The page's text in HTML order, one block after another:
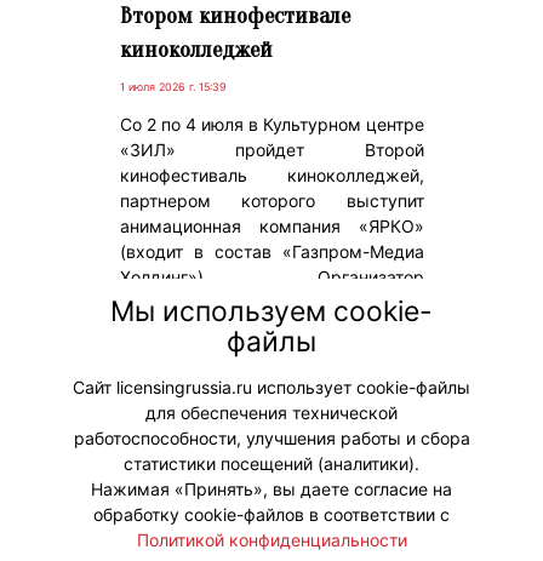
Втором кинофестивале
киноколледжей
1 июля 2026 г. 15:39
Со 2 по 4 июля в Культурном центре
«ЗИЛ» пройдет Второй
кинофестиваль киноколледжей,
партнером которого выступит
анимационная компания «ЯРКО»
(входит в состав «Газпром-Медиа
Холдинг»). Организатор
масштабного кинособытия – ГБПОУ
г. Москвы Киноколледж № 40
«Московская международная
киношкола».
#ПродвижениеБренда
Мы используем cookie-
файлы
Сайт licensingrussia.ru использует cookie-файлы
для обеспечения технической
работоспособности, улучшения работы и сбора
статистики посещений (аналитики).
Нажимая «Принять», вы даете согласие на
обработку cookie-файлов в соответствии с
Политикой конфиденциальности